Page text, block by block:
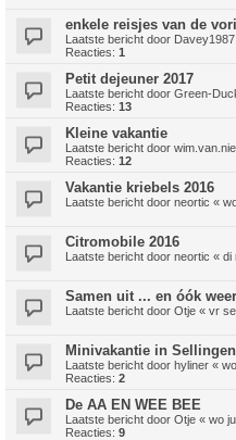
enkele reisjes van de
Laatste bericht door Davey1987
Reacties: 1
Petit dejeuner 2017
Laatste bericht door Green-
Reacties: 13
Kleine vakantie
Laatste bericht door
Reacties: 12
Vakantie kriebels 2016
Laatste bericht door neortic «
Citromobile 2016
Laatste bericht door neortic « di
Samen uit ... en óók
Laatste bericht door Otje « vr
Minivakantie in Sellingen
Laatste bericht door hyliner «
Reacties: 2
De AA EN WEE BEE
Laatste bericht door Otje « wo
Reacties: 9